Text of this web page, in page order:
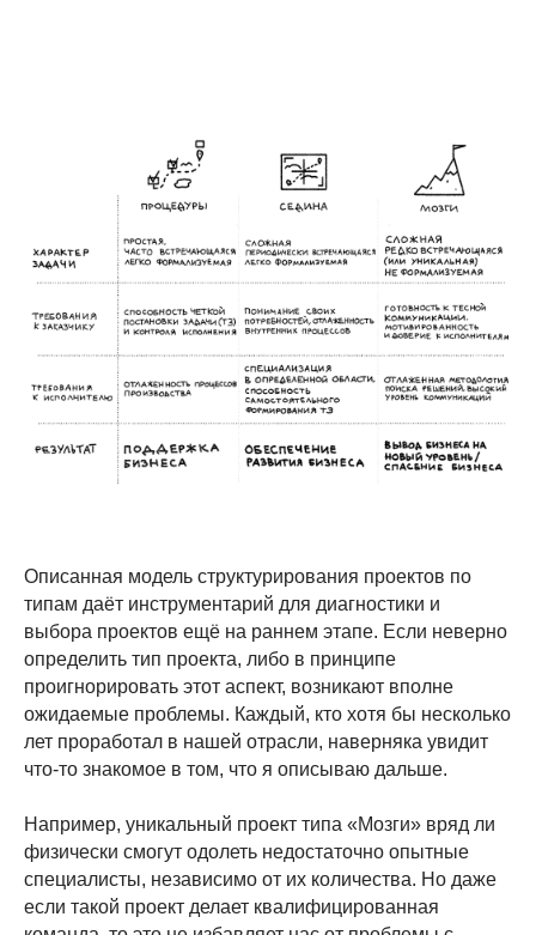
Описанная модель структурирования проектов по
типам даёт инструментарий для диагностики и
выбора проектов ещё на раннем этапе. Если неверно
определить тип проекта, либо в принципе
проигнорировать этот аспект, возникают вполне
ожидаемые проблемы. Каждый, кто хотя бы несколько
лет проработал в нашей отрасли, наверняка увидит
что-то знакомое в том, что я описываю дальше.
Например, уникальный проект типа «Мозги» вряд ли
физически смогут одолеть недостаточно опытные
специалисты, независимо от их количества. Но даже
если такой проект делает квалифицированная